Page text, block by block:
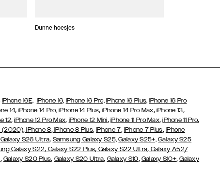
Dunne hoesjes
iPhone 16E, iPhone 16, iPhone 16 Pro, iPhone 16 Plus, iPhone 16 Pro
14, iPhone 14 Pro, iPhone 14 Plus, iPhone 14 Pro Max, iPhone 13,
12,iPhone 12 Pro Max, iPhone 12 Mini, iPhone 11 Pro Max,iPhone 11 Pro,
(2020),iPhone 8,iPhone 8 Plus,iPhone 7, iPhone 7 Plus, iPhone
Galaxy S26 Ultra, Samsung Galaxy S25, Galaxy S25+, Galaxy S25
Galaxy S22, Galaxy S22 Plus, Galaxy S22 Ultra, Galaxy A52/
, Galaxy S20 Plus, Galaxy S20 Ultra, Galaxy S10, Galaxy S10+,Galaxy